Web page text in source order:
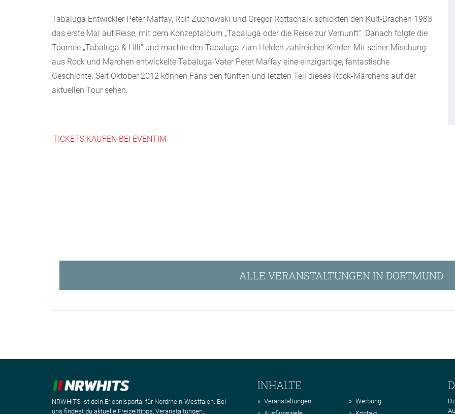
Tabaluga Entwickler Peter Maffay, Rolf Zuchowski und Gregor Rottschalk schickten den Kult-Drachen 1983
das erste Mal auf Reise, mit dem Konzeptalbum „Tabaluga oder die Reise zur Vernunft“. Danach folgte die
Tournee „Tabaluga & Lilli“ und machte den Tabaluga zum Helden zahlreicher Kinder. Mit seiner Mischung
aus Rock und Märchen entwickelte Tabaluga-Vater Peter Maffay eine einzigartige, fantastische
Geschichte. Seit Oktober 2012 können Fans den fünften und letzten Teil dieses Rock-Märchens auf der
aktuellen Tour sehen.
TICKETS KAUFEN BEI EVENTIM
ALLE VERANSTALTUNGEN IN DORTMUND
NRWHITS ist dein Erlebnisportal für Nordrhein-Westfalen. Bei
uns findest du aktuelle Freizeittipps, Veranstaltungen,
INHALTE
Veranstaltungen
Werbung